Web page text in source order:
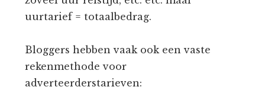
uurtarief = totaalbedrag.
Bloggers hebben vaak ook een vaste
rekenmethode voor
adverteerderstarieven: